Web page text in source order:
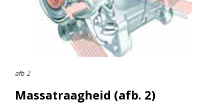
afb 2
Massatraagheid (afb. 2)